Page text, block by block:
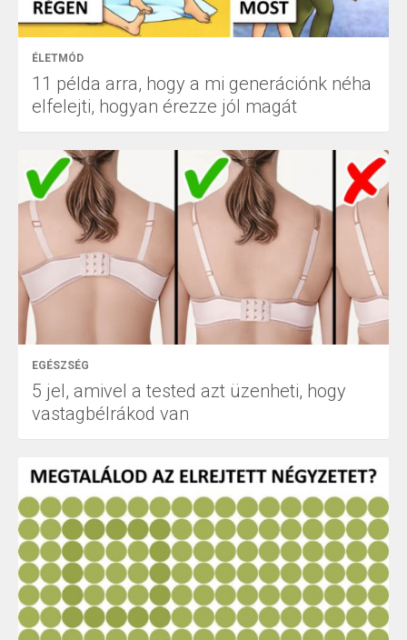
ÉLETMÓD
11 példa arra, hogy a mi generációnk néha
elfelejti, hogyan érezze jól magát
EGÉSZSÉG
5 jel, amivel a tested azt üzenheti, hogy
vastagbélrákod van